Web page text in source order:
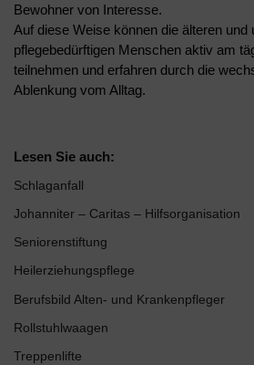
Bewohner von Interesse.
Auf diese Weise können die älteren und
pflegebedürftigen Menschen aktiv am
teilnehmen und erfahren durch die
Ablenkung vom Alltag.
Lesen Sie auch:
Schlaganfall
Johanniter – Caritas – Hilfsorganisation
Seniorenstiftung
Heilerziehungspflege
Berufsbild Alten- und Krankenpfleger
Rollstuhlwaagen
Treppenlifte